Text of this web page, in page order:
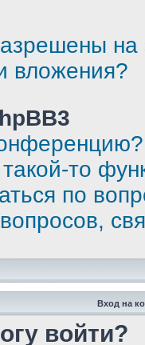
вложения?
то
по
Вход на
войти?